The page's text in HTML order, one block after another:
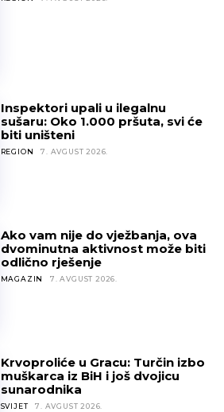
Inspektori upali u ilegalnu
sušaru: Oko 1.000 pršuta, svi će
biti uništeni
REGION 7. AVGUST 2026.
Ako vam nije do vježbanja, ova
dvominutna aktivnost može biti
odlično rješenje
MAGAZIN 7. AVGUST 2026.
Krvoproliće u Gracu: Turčin izbo
muškarca iz BiH i još dvojicu
sunarodnika
SVIJET 7. AVGUST 2026.